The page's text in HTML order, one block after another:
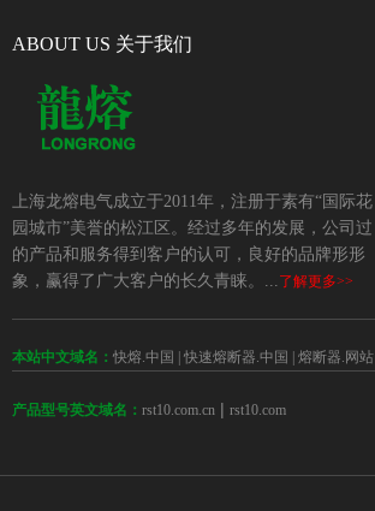
ABOUT US 关于我们
上海龙熔电气成立于2011年，注册于素有“国际花
园城市”美誉的松江区。经过多年的发展，公司过
的产品和服务得到客户的认可，良好的品牌形形
象，赢得了广大客户的长久青睐。...了解更多>>
本站中文域名： 快熔.中国 快速熔断器.中国 熔断器.网站
产品型号英文域名： rst10.com.cn | rst10.com